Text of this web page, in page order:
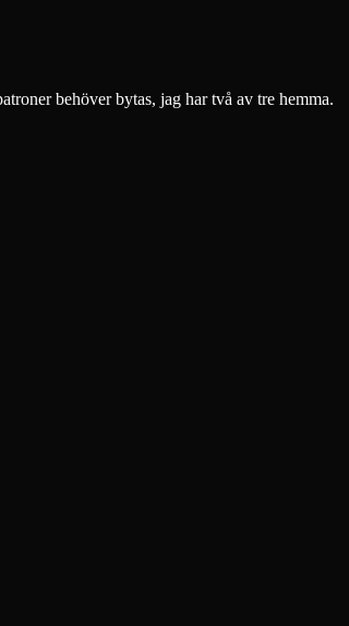
behöver bytas, jag har två av tre hemma.